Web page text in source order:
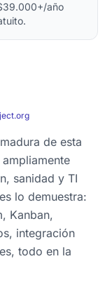
año
de esta
sanidad y TI
lo demuestra:
Kanban,
integración
todo en la